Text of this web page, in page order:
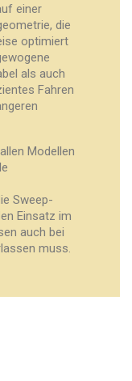
einer
die
optimiert
als auch
Fahren
Modellen
Sweep-
Einsatz im
auch bei
muss.